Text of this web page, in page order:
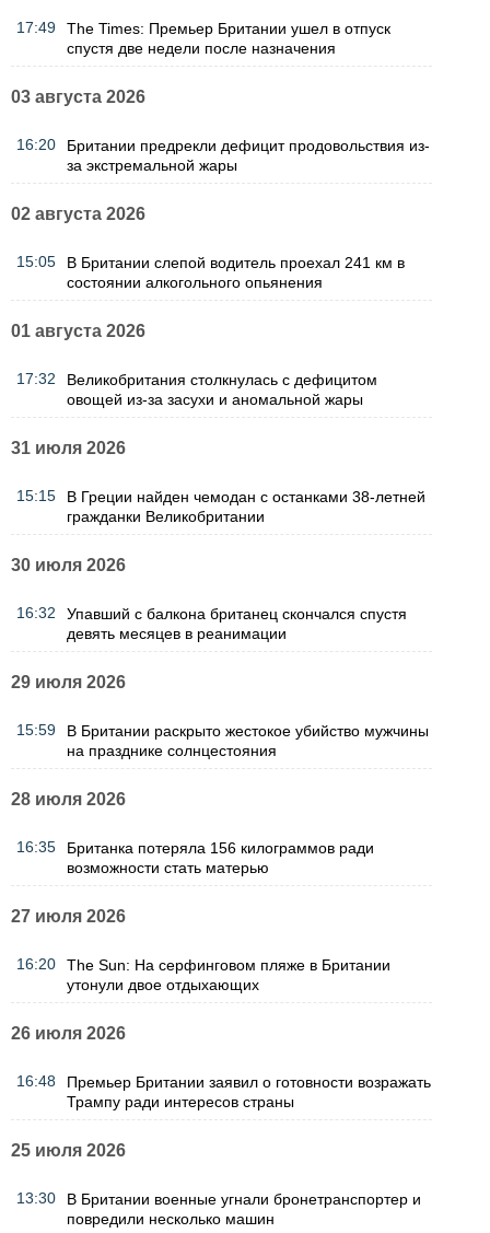
17:49
The Times: Премьер Британии ушел в отпуск
спустя две недели после назначения
03 августа 2026
16:20
Британии предрекли дефицит продовольствия из-
за экстремальной жары
02 августа 2026
15:05
В Британии слепой водитель проехал 241 км в
состоянии алкогольного опьянения
01 августа 2026
17:32
Великобритания столкнулась с дефицитом
овощей из-за засухи и аномальной жары
31 июля 2026
15:15
В Греции найден чемодан с останками 38-летней
гражданки Великобритании
30 июля 2026
16:32
Упавший с балкона британец скончался спустя
девять месяцев в реанимации
29 июля 2026
15:59
В Британии раскрыто жестокое убийство мужчины
на празднике солнцестояния
28 июля 2026
16:35
Британка потеряла 156 килограммов ради
возможности стать матерью
27 июля 2026
16:20
The Sun: На серфинговом пляже в Британии
утонули двое отдыхающих
26 июля 2026
16:48
Премьер Британии заявил о готовности возражать
Трампу ради интересов страны
25 июля 2026
13:30
В Британии военные угнали бронетранспортер и
повредили несколько машин